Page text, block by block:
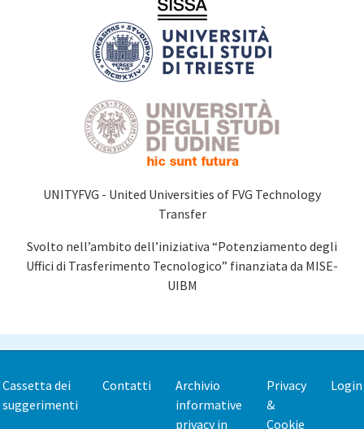
UNITYFVG - United Universities of FVG Technology
Transfer
Svolto nell’ambito dell’iniziativa “Potenziamento degli
Uffici di Trasferimento Tecnologico” finanziata da MISE-
UIBM
Footer
Cassetta dei
suggerimenti
Contatti
Archivio
informative
privacy in
Privacy
&
Cookie
Login